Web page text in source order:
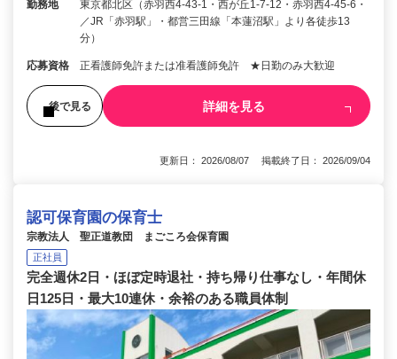
勤務地
東京都北区（赤羽西4-43-1・西が丘1-7-12・赤羽西4-45-6・
／JR「赤羽駅」・都営三田線「本蓮沼駅」より各徒歩13
分）
応募資格 正看護師免許または准看護師免許 ★日勤のみ大歓迎
後で見る 詳細を見る
更新日： 2026/08/07 掲載終了日： 2026/09/04
認可保育園の保育士
宗教法人 聖正道教団 まごころ会保育園
正社員
完全週休2日・ほぼ定時退社・持ち帰り仕事なし・年間休
日125日・最大10連休・余裕のある職員体制